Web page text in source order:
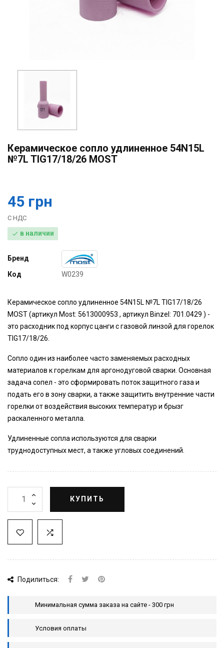
Керамическое сопло удлиненное 54N15L
№7L TIG17/18/26 MOST
45 грн
С НДС
 в наличии
Бренд
Код
W0239
Керамическое сопло удлиненное 54N15L №7L TIG17/18/26
MOST (артикул Most: 5613000953 , артикул Binzel: 701.0429 ) -
это расходник под корпус цанги с газовой линзой для горелок
TIG17/18/26.
Сопло один из наиболее часто заменяемых расходных
материалов к горелкам для аргонодуговой сварки. Основная
задача сопел - это сформировать поток защитного газа и
подать его в зону сварки, а также защитить внутренние части
горелки от воздействия высоких температур и брызг
раскаленного металла.
Удлиненные сопла используются для сварки
труднодоступных мест, а также угловых соединений.
КУПИТЬ
Подилиться:
Минимальная сумма заказа на сайте - 300 грн
Условия оплаты